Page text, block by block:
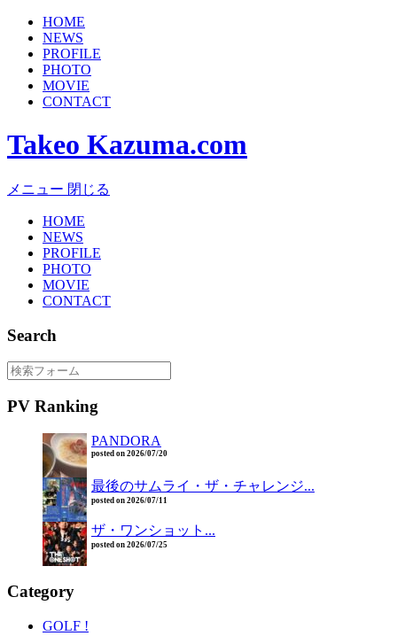
HOME
NEWS
PROFILE
PHOTO
MOVIE
CONTACT
Takeo Kazuma.com
メニュー 閉じる
HOME
NEWS
PROFILE
PHOTO
MOVIE
CONTACT
Search
PV Ranking
PANDORA
posted on 2026/07/20
最後のサムライ・ザ・チャレンジ...
posted on 2026/07/11
ザ・ワンショット...
posted on 2026/07/25
Category
GOLF !